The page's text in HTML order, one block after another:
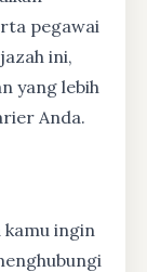
pegawai
ini,
yang lebih
Anda.
kamu ingin